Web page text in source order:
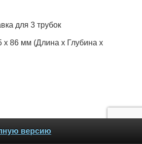
для 3 трубок
86 мм (Длина х Глубина х
версию